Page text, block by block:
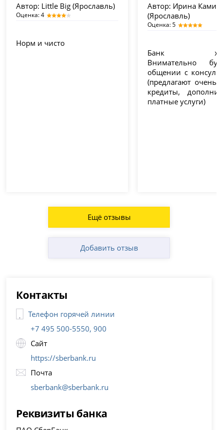
Автор: Little Big (Ярославль)
Оценка: 4
Норм и чисто
Автор: Ирина
(Ярославль)
Оценка: 5
Банк
Внимательно
общении с
(предлагают
кредиты,
платные услуги)
Ещё отзывы
Добавить отзыв
Контакты
Телефон горячей линии
+7 495 500-5550, 900
Сайт
https://sberbank.ru
Почта
sberbank@sberbank.ru
Реквизиты банка